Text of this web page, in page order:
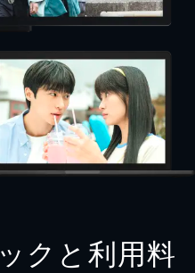
クと利用料